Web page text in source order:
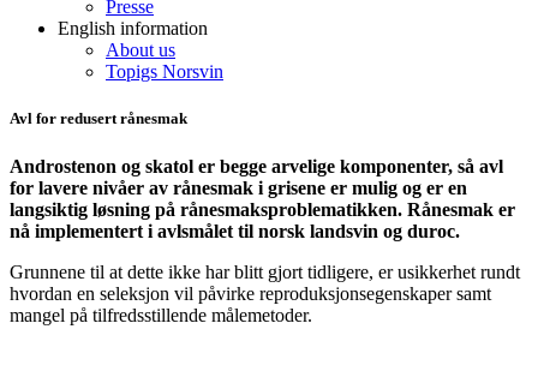
Presse
English information
About us
Topigs Norsvin
Avl for redusert rånesmak
Androstenon og skatol er begge arvelige komponenter, så avl
for lavere nivåer av rånesmak i grisene er mulig og er en
langsiktig løsning på rånesmaksproblematikken. Rånesmak er
nå implementert i avlsmålet til norsk landsvin og duroc.
Grunnene til at dette ikke har blitt gjort tidligere, er usikkerhet rundt
hvordan en seleksjon vil påvirke reproduksjonsegenskaper samt
mangel på tilfredsstillende målemetoder.